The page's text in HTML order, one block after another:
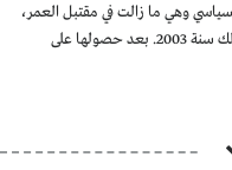
وهي ما زالت في مقتبل العمر،
فهي من مواليد 1984 بمدينة الدار البيضاء. كان ذلك سنة 2003. بعد حصولها على